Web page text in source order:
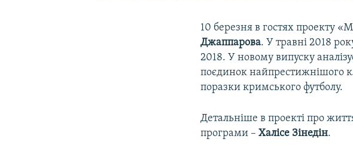
10 березня в гостях проекту
Джаппарова. У травні 2018
2018. У новому випуску
поєдинок найпрестижнішого
поразки кримського футболу.
Детальніше в проекті про
програми –Халісе Зінедін.